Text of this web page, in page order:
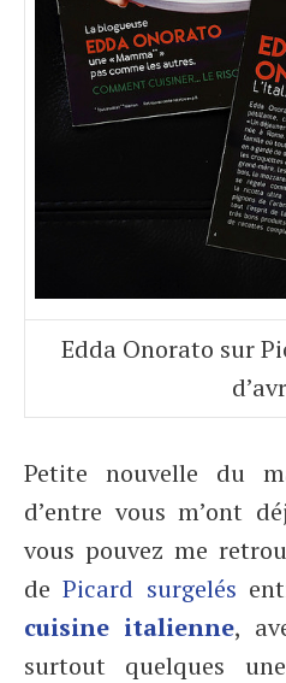
Edda Onorato sur
Petite nouvelle du
d’entre vous m’ont
vous pouvez me
dePicard surgelés
cuisine italienne,
surtout quelques